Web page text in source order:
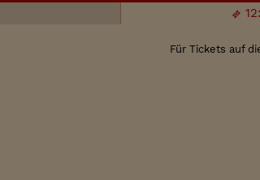
Für Tickets auf